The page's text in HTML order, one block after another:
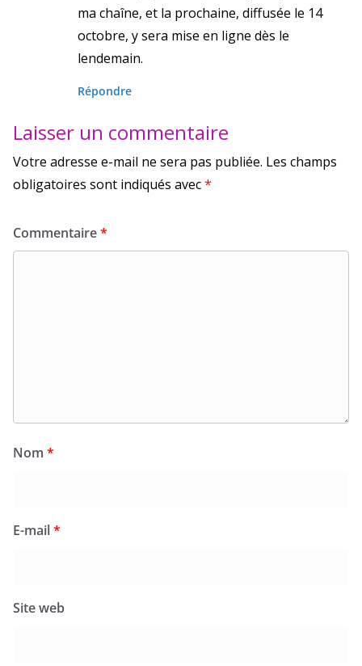
ma chaîne, et la prochaine, diffusée le 14
octobre, y sera mise en ligne dès le
lendemain.
Répondre
Laisser un commentaire
Votre adresse e-mail ne sera pas publiée. Les champs
obligatoires sont indiqués avec*
Commentaire*
Nom *
E-mail*
Site web